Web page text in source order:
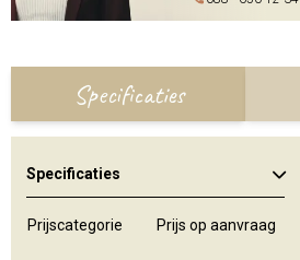
Specificaties
Specificaties
Prijscategorie Prijs op aanvraag